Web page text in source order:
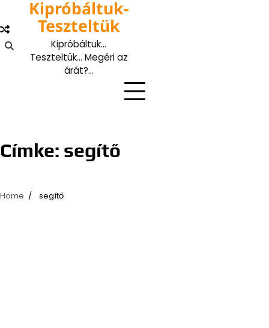
content
Kipróbáltuk-
Teszteltük
Kipróbáltuk…
Teszteltük… Megéri az
árát?…
Címke: segítő
Home segítő